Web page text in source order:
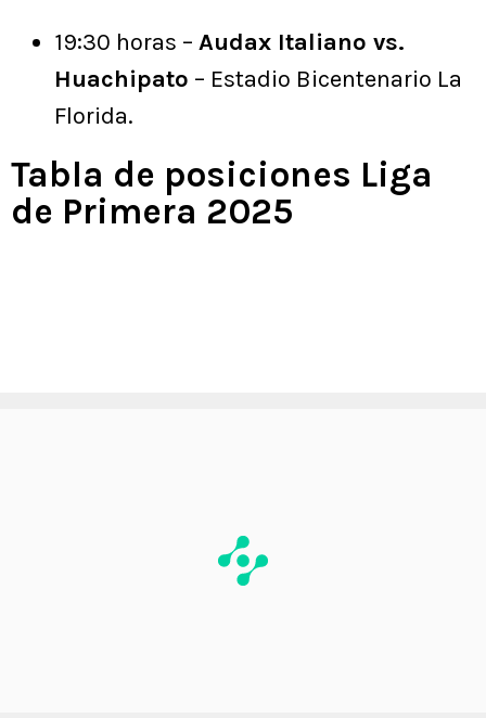
19:30 horas – Audax Italiano vs.
Huachipato – Estadio Bicentenario La
Florida.
Tabla de posiciones Liga
de Primera 2025